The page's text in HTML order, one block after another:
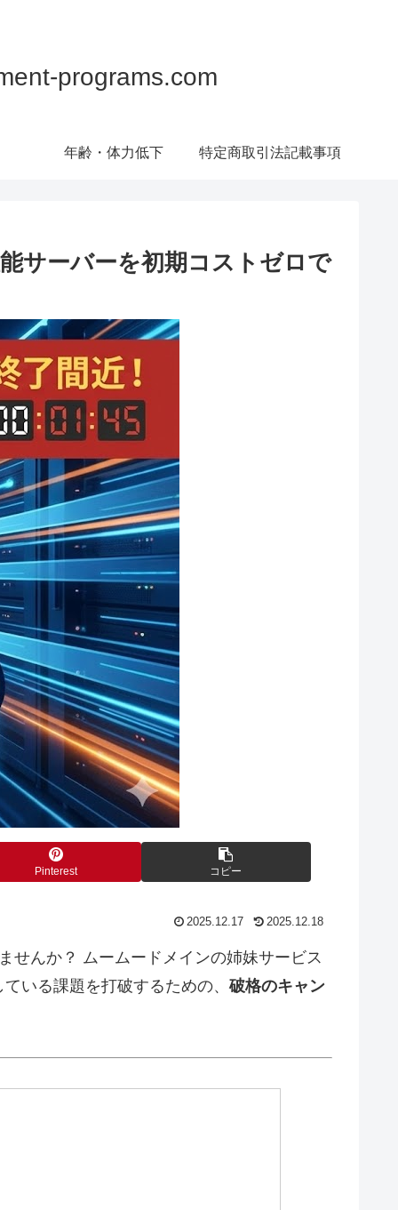
programs.com
年齢・体力低下 特定商取引法記載事項
サーバーを初期コストゼロで
Pinterest コピー
2025.12.17 2025.12.18
せんか？ ムームードメインの姉妹サービス
いる課題を打破するための、破格のキャン